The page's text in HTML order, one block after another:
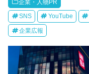
企業・人物PR
SNS YouTube
企業広報